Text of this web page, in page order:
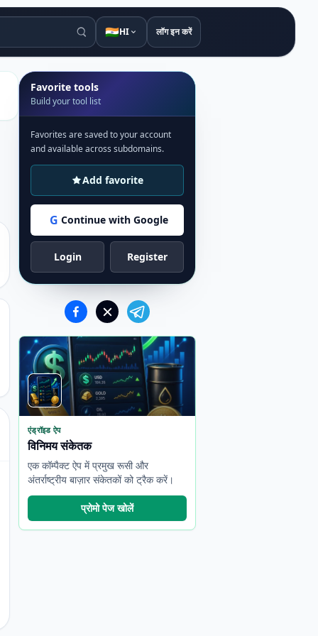
🇮🇳HI लॉग इन करें
Favorite tools
Build your tool list
Favorites are saved to your account
and available across subdomains.
Add favorite
G Continue with Google
Login Register
एंड्रॉइड ऐप
विनिमय संकेतक
एक कॉम्पैक्ट ऐप में प्रमुख रूसी और
अंतर्राष्ट्रीय बाज़ार संकेतकों को ट्रैक करें।
प्रोमो पेज खोलें